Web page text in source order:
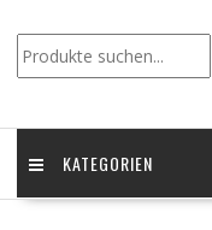
KATEGORIEN